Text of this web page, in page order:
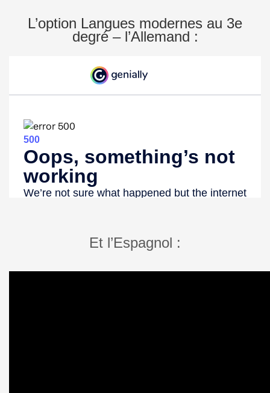
L’option Langues modernes au 3e
degré – l’Allemand :
Et l’Espagnol :